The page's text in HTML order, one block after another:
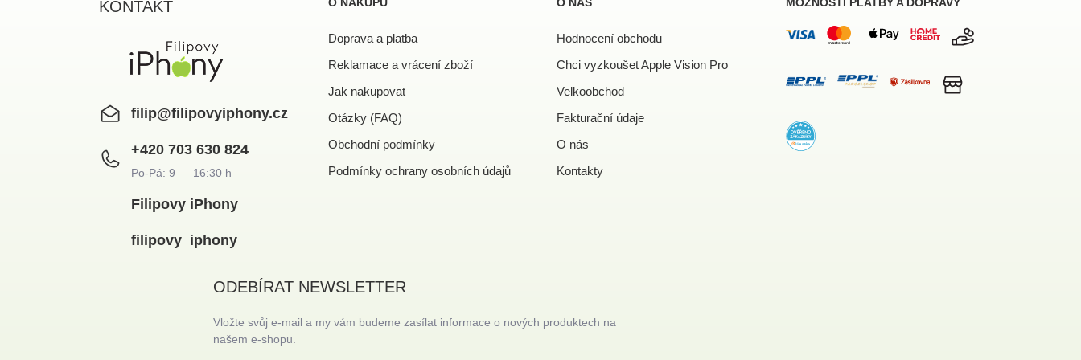
KONTAKT
filip@filipovyiphony.cz
+420 703 630 824
Filipovy iPhony
filipovy_iphony
O NÁKUPU
Doprava a platba
Reklamace a vrácení zboží
Jak nakupovat
Otázky (FAQ)
Obchodní podmínky
Podmínky ochrany osobních údajů
O NÁS
Hodnocení obchodu
Chci vyzkoušet Apple Vision Pro
Velkoobchod
Fakturační údaje
O nás
Kontakty
MOŽNOSTI PLATBY A DOPRAVY
ODEBÍRAT NEWSLETTER
Vložte svůj e-mail a my vám budeme zasílat informace o nových produktech na
našem e-shopu.